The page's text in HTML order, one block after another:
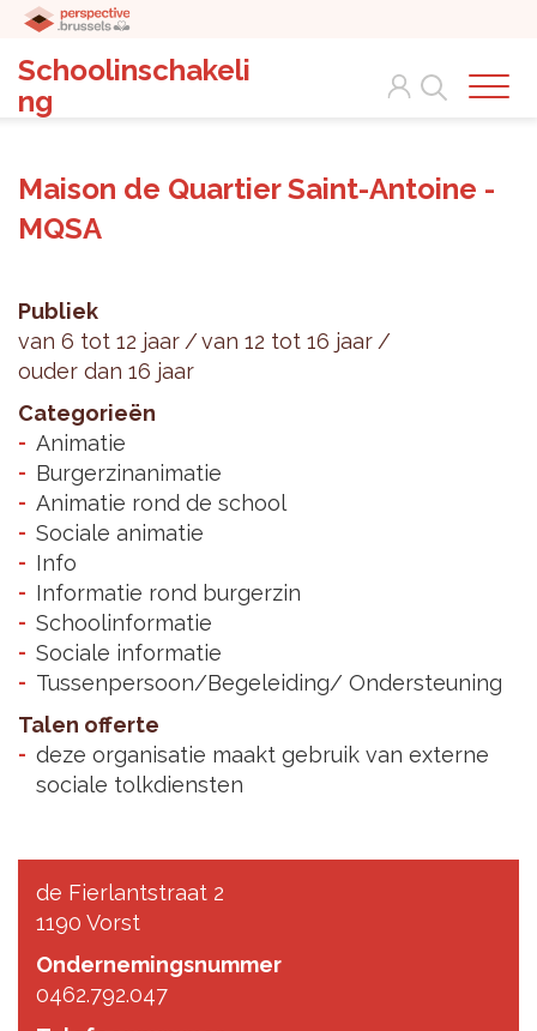
Schoolinschakeli
ng
Search
Maison de Quartier Saint-Antoine -
MQSA
Publiek
van 6 tot 12 jaar
van 12 tot 16 jaar
ouder dan 16 jaar
Categorieën
Animatie
Burgerzinanimatie
Animatie rond de school
Sociale animatie
Info
Informatie rond burgerzin
Schoolinformatie
Sociale informatie
Tussenpersoon/Begeleiding/ Ondersteuning
Talen offerte
deze organisatie maakt gebruik van externe
sociale tolkdiensten
de Fierlantstraat 2
1190 Vorst
Ondernemingsnummer
0462.792.047